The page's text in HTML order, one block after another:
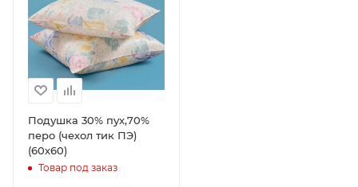
Подушка 30% пух,70%
перо (чехол тик ПЭ)
(60х60)
Товар под заказ